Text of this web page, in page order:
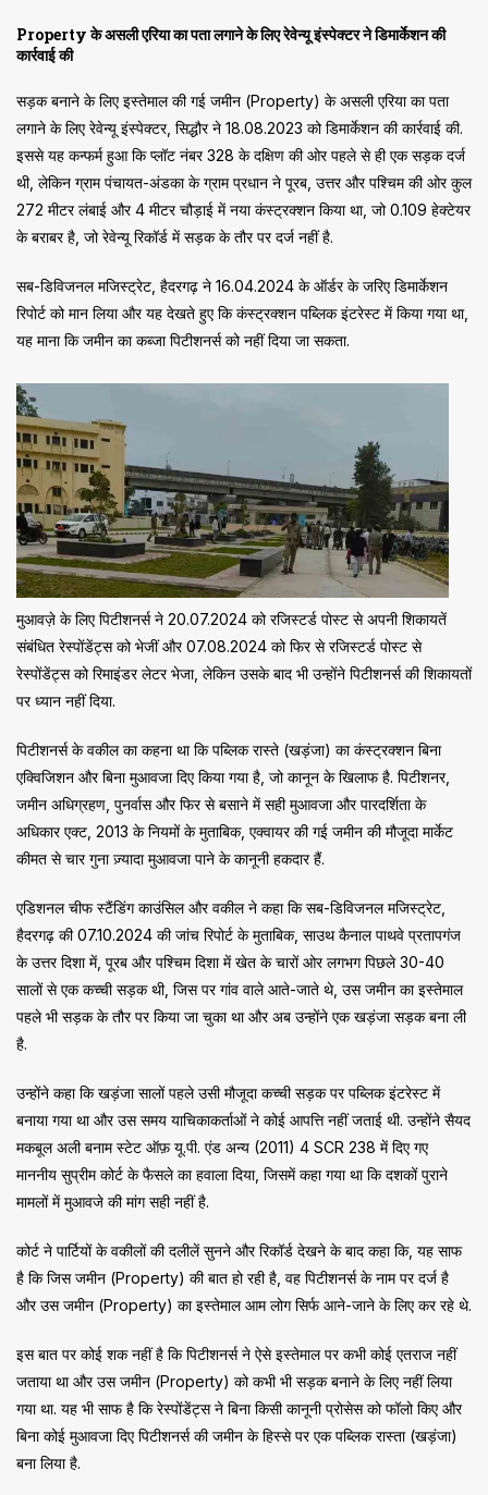
Property के असली एरिया का पता लगाने के लिए रेवेन्यू इंस्पेक्टर ने डिमार्केशन की
कार्रवाई की
सड़क बनाने के लिए इस्तेमाल की गई जमीन (Property) के असली एरिया का पता
लगाने के लिए रेवेन्यू इंस्पेक्टर, सिद्धौर ने 18.08.2023 को डिमार्केशन की कार्रवाई की.
इससे यह कन्फर्म हुआ कि प्लॉट नंबर 328 के दक्षिण की ओर पहले से ही एक सड़क दर्ज
थी, लेकिन ग्राम पंचायत-अंडका के ग्राम प्रधान ने पूरब, उत्तर और पश्चिम की ओर कुल
272 मीटर लंबाई और 4 मीटर चौड़ाई में नया कंस्ट्रक्शन किया था, जो 0.109 हेक्टेयर
के बराबर है, जो रेवेन्यू रिकॉर्ड में सड़क के तौर पर दर्ज नहीं है.
सब-डिविजनल मजिस्ट्रेट, हैदरगढ़ ने 16.04.2024 के ऑर्डर के जरिए डिमार्केशन
रिपोर्ट को मान लिया और यह देखते हुए कि कंस्ट्रक्शन पब्लिक इंटरेस्ट में किया गया था,
यह माना कि जमीन का कब्जा पिटीशनर्स को नहीं दिया जा सकता.
मुआवज़े के लिए पिटीशनर्स ने 20.07.2024 को रजिस्टर्ड पोस्ट से अपनी शिकायतें
संबंधित रेस्पोंडेंट्स को भेजीं और 07.08.2024 को फिर से रजिस्टर्ड पोस्ट से
रेस्पोंडेंट्स को रिमाइंडर लेटर भेजा, लेकिन उसके बाद भी उन्होंने पिटीशनर्स की शिकायतों
पर ध्यान नहीं दिया.
पिटीशनर्स के वकील का कहना था कि पब्लिक रास्ते (खड़ंजा) का कंस्ट्रक्शन बिना
एक्विजिशन और बिना मुआवजा दिए किया गया है, जो कानून के खिलाफ है. पिटीशनर,
जमीन अधिग्रहण, पुनर्वास और फिर से बसाने में सही मुआवजा और पारदर्शिता के
अधिकार एक्ट, 2013 के नियमों के मुताबिक, एक्वायर की गई जमीन की मौजूदा मार्केट
कीमत से चार गुना ज़्यादा मुआवजा पाने के कानूनी हकदार हैं.
एडिशनल चीफ स्टैंडिंग काउंसिल और वकील ने कहा कि सब-डिविजनल मजिस्ट्रेट,
हैदरगढ़ की 07.10.2024 की जांच रिपोर्ट के मुताबिक, साउथ कैनाल पाथवे प्रतापगंज
के उत्तर दिशा में, पूरब और पश्चिम दिशा में खेत के चारों ओर लगभग पिछले 30-40
सालों से एक कच्ची सड़क थी, जिस पर गांव वाले आते-जाते थे, उस जमीन का इस्तेमाल
पहले भी सड़क के तौर पर किया जा चुका था और अब उन्होंने एक खड़ंजा सड़क बना ली
है.
उन्होंने कहा कि खड़ंजा सालों पहले उसी मौजूदा कच्ची सड़क पर पब्लिक इंटरेस्ट में
बनाया गया था और उस समय याचिकाकर्ताओं ने कोई आपत्ति नहीं जताई थी. उन्होंने सैयद
मकबूल अली बनाम स्टेट ऑफ़ यू.पी. एंड अन्य (2011) 4 SCR 238 में दिए गए
माननीय सुप्रीम कोर्ट के फैसले का हवाला दिया, जिसमें कहा गया था कि दशकों पुराने
मामलों में मुआवजे की मांग सही नहीं है.
कोर्ट ने पार्टियों के वकीलों की दलीलें सुनने और रिकॉर्ड देखने के बाद कहा कि, यह साफ
है कि जिस जमीन (Property) की बात हो रही है, वह पिटीशनर्स के नाम पर दर्ज है
और उस जमीन (Property) का इस्तेमाल आम लोग सिर्फ आने-जाने के लिए कर रहे थे.
इस बात पर कोई शक नहीं है कि पिटीशनर्स ने ऐसे इस्तेमाल पर कभी कोई एतराज नहीं
जताया था और उस जमीन (Property) को कभी भी सड़क बनाने के लिए नहीं लिया
गया था. यह भी साफ है कि रेस्पोंडेंट्स ने बिना किसी कानूनी प्रोसेस को फॉलो किए और
बिना कोई मुआवजा दिए पिटीशनर्स की जमीन के हिस्से पर एक पब्लिक रास्ता (खड़ंजा)
बना लिया है.